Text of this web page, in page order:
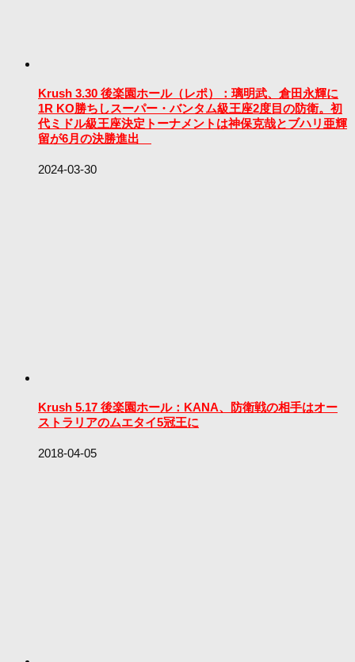
Krush 3.30 後楽園ホール（レポ）：璃明武、倉田永輝に
1R KO勝ちしスーパー・バンタム級王座2度目の防衛。初
代ミドル級王座決定トーナメントは神保克哉とブハリ亜輝
留が6月の決勝進出
2024-03-30
Krush 5.17 後楽園ホール：KANA、防衛戦の相手はオー
ストラリアのムエタイ5冠王に
2018-04-05